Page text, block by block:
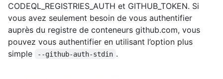
CODEQL_REGISTRIES_AUTH et GITHUB_TOKEN. Si
vous avez seulement besoin de vous authentifier
auprès du registre de conteneurs github.com, vous
pouvez vous authentifier en utilisant l’option plus
simple
--github-auth-stdin .